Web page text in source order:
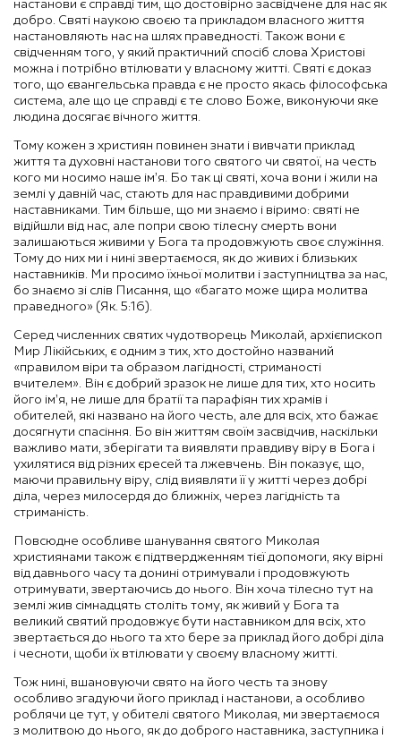
настанови є справді тим, що достовірно засвідчене для нас як
добро. Святі наукою своєю та прикладом власного життя
настановляють нас на шлях праведності. Також вони є
свідченням того, у який практичний спосіб слова Христові
можна і потрібно втілювати у власному житті. Святі є доказ
того, що євангельська правда є не просто якась філософська
система, але що це справді є те слово Боже, виконуючи яке
людина досягає вічного життя.
Тому кожен з християн повинен знати і вивчати приклад
життя та духовні настанови того святого чи святої, на честь
кого ми носимо наше ім’я. Бо так ці святі, хоча вони і жили на
землі у давній час, стають для нас правдивими добрими
наставниками. Тим більше, що ми знаємо і віримо: святі не
відійшли від нас, але попри свою тілесну смерть вони
залишаються живими у Бога та продовжують своє служіння.
Тому до них ми і нині звертаємося, як до живих і близьких
наставників. Ми просимо їхньої молитви і заступництва за нас,
бо знаємо зі слів Писання, що «багато може щира молитва
праведного» (Як. 5:16).
Серед численних святих чудотворець Миколай, архієпископ
Мир Лікійських, є одним з тих, хто достойно названий
«правилом віри та образом лагідності, стриманості
вчителем». Він є добрий зразок не лише для тих, хто носить
його ім’я, не лише для братії та парафіян тих храмів і
обителей, які названо на його честь, але для всіх, хто бажає
досягнути спасіння. Бо він життям своїм засвідчив, наскільки
важливо мати, зберігати та виявляти правдиву віру в Бога і
ухилятися від різних єресей та лжевчень. Він показує, що,
маючи правильну віру, слід виявляти її у житті через добрі
діла, через милосердя до ближніх, через лагідність та
стриманість.
Повсюдне особливе шанування святого Миколая
християнами також є підтвердженням тієї допомоги, яку вірні
від давнього часу та донині отримували і продовжують
отримувати, звертаючись до нього. Він хоча тілесно тут на
землі жив сімнадцять століть тому, як живий у Бога та
великий святий продовжує бути наставником для всіх, хто
звертається до нього та хто бере за приклад його добрі діла
і чесноти, щоби їх втілювати у своєму власному житті.
Тож нині, вшановуючи свято на його честь та знову
особливо згадуючи його приклад і настанови, а особливо
роблячи це тут, у обителі святого Миколая, ми звертаємося
з молитвою до нього, як до доброго наставника, заступника і